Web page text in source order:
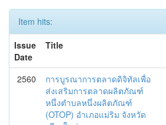
Item hits:
Issue
Date
Title
2560
การบูรณาการตลาดดิจิทัลเพื่อ
ส่งเสริมการตลาดผลิตภัณฑ์
หนึ่งตำบลหนึ่งผลิตภัณฑ์
(OTOP) อำเภอแม่ริม จังหวัด